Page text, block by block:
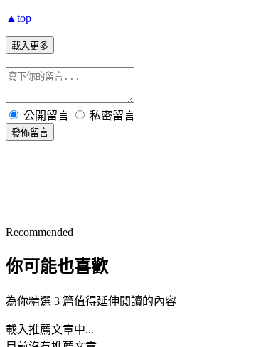
▲top
載入更多
公開留言 私密留言
發佈留言
Recommended
你可能也喜歡
為你精選 3 篇值得延伸閱讀的內容
載入推薦文章中...